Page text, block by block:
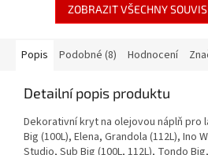
ZOBRAZIT VŠECHNY
Popis Podobné (8) Hodnocení
Detailní popis produktu
Dekorativní kryt na olejovou náplň pro
Big (100L), Elena, Grandola (112L), Ino